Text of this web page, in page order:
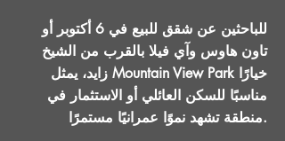
للباحثين عن شقق للبيع في 6 أكتوبر أو
تاون هاوس وآي فيلا بالقرب من الشيخ
زايد، يمثل Mountain View Park خيارًا
مناسبًا للسكن العائلي أو الاستثمار في
منطقة تشهد نموًا عمرانيًا مستمرًا.